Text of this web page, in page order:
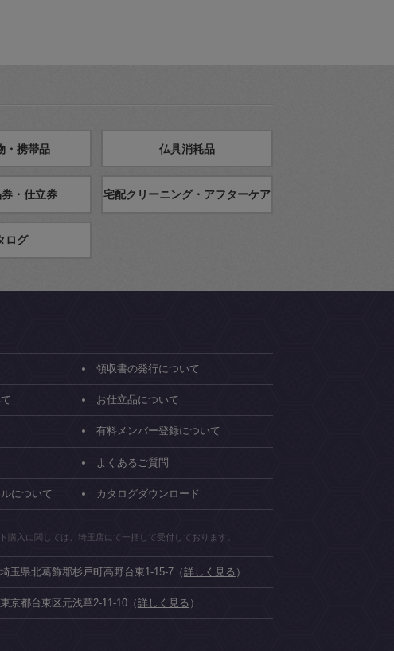
・携帯品 仏具消耗品
・仕立券 宅配クリーニング・アフターケア
ログ
について
領収書の発行について
お仕立品について
有料メンバー登録について
よくあるご質問
カタログダウンロード
購入に関しては、埼玉店にて一括して受付しております。
玉県北葛飾郡杉戸町高野台東1-15-7（詳しく見る ）
京都台東区元浅草2-11-10（詳しく見る ）